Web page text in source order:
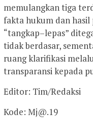
memulangkan tiga
fakta hukum dan hasil
“tangkap–lepas”
tidak berdasar,
ruang klarifikasi
transparansi kepada
Editor: Tim/Redaksi
Kode: Mj@.19